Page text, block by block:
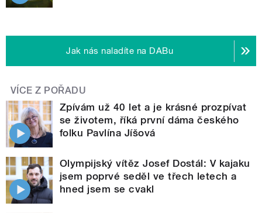
Jak nás naladíte na DABu
VÍCE Z POŘADU
Zpívám už 40 let a je krásné prozpívat
se životem, říká první dáma českého
folku Pavlína Jíšová
Olympijský vítěz Josef Dostál: V kajaku
jsem poprvé seděl ve třech letech a
hned jsem se cvakl